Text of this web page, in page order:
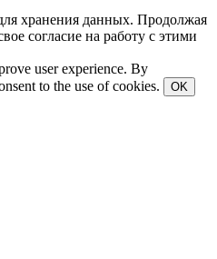
хранения данных. Продолжая
согласие на работу с этими
user experience. By
to the use of cookies.
OK